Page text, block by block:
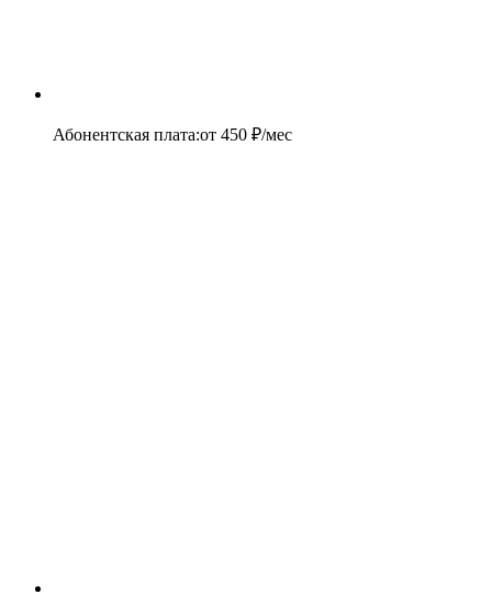
Абонентская плата:от 450 ₽/мес